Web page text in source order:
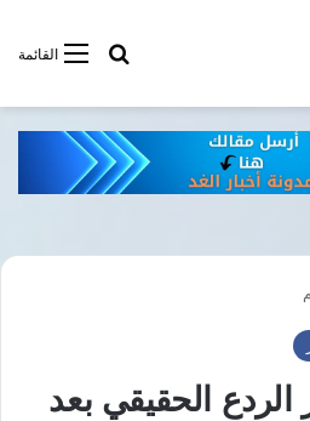
القائمةأبحت فى
الردع الحقيقي بعد